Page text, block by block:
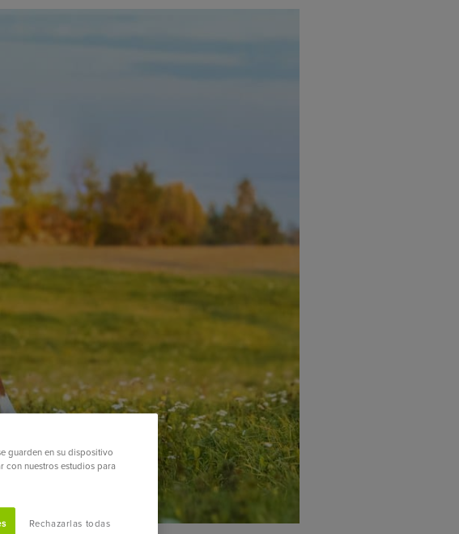
guarden en su dispositivo
con nuestros estudios para
Rechazarlas todas